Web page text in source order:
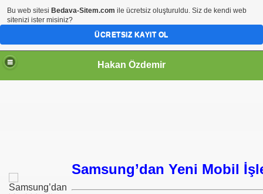
Hakan Özdemir
Samsung’dan Yeni Mobil
Bu web sitesi Bedava-Sitem.com ile ücretsiz oluşturuldu. Siz de kendi web
sitenizi ister misiniz?
ÜCRETSIZ KAYIT OL